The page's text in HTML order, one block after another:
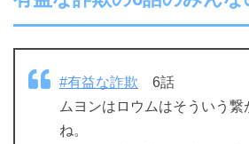
#有益な詐欺 6話
ムヨンはロウムはそういう
ね。